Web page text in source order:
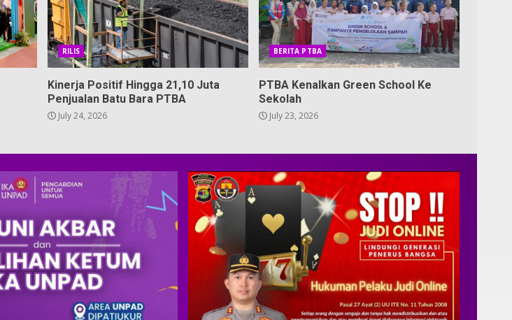
RILIS
Kinerja Positif Hingga 21,10 Juta
Penjualan Batu Bara PTBA
July 24, 2026
BERITA PTBA
PTBA Kenalkan Green School Ke
Sekolah
July 23, 2026